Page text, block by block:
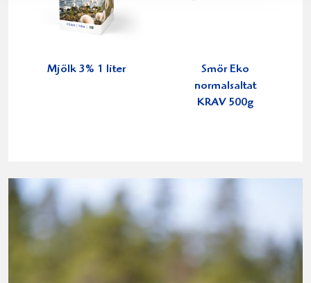
Mjölk 3% 1 liter
Smör Eko
normalsaltat
KRAV 500g